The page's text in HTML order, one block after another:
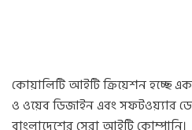
কোয়ালিটি আইটি ক্রিয়েশন হচ্ছে
ও ওয়েব ডিজাইন এবং সফটওয়্যার